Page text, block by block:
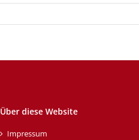
Über diese Website
Impressum